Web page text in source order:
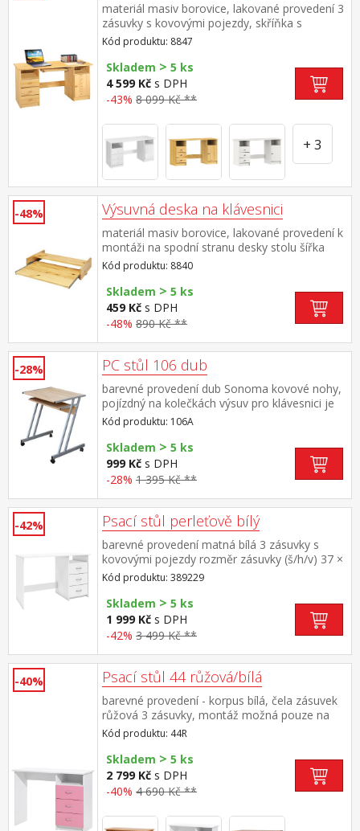
materiál masiv borovice, lakované provedení 3
zásuvky s kovovými pojezdy, skříňka s
dvířky rozměr zásuvky (š/h/v) 27,9 × 30,7 ×
10,6 cm výsuv není součástí dodávky ke stolu
je možno dokoupit výsuvnou desku na
klávesnici 8840
Kód produktu: 8847
Skladem > 5 ks
4 599 Kč s DPH
-43% 8 099 Kč **
+ 3
-48% Výsuvná deska na klávesnici
materiál masiv borovice, lakované provedení k
montáži na spodní stranu desky stolu šířka
výsuvné police 47 cm vhodný doplněk ke
stolům 8844, 8847, 8074, 8074K, 8090 a
8090K
Kód produktu: 8840
Skladem > 5 ks
459 Kč s DPH
-48% 890 Kč **
-28% PC stůl 106 dub
barevné provedení dub Sonoma kovové nohy,
pojízdný na kolečkách výsuv pro klávesnici je
součástí dodávky
Kód produktu: 106A
Skladem > 5 ks
999 Kč s DPH
-28% 1 395 Kč **
-42% Psací stůl perleťově bílý
barevné provedení matná bílá 3 zásuvky s
kovovými pojezdy rozměr zásuvky (š/h/v) 37 ×
31 × 10 cm nika o rozměru (š/h/v) 40 × 36 × 13
cm montáž možná na pravou i levou
stranu maximální nosnost horní desky 30 kg
Kód produktu: 389229
Skladem > 5 ks
1 999 Kč s DPH
-42% 3 499 Kč **
-40% Psací stůl 44 růžová/bílá
barevné provedení - korpus bílá, čela zásuvek
růžová 3 zásuvky, montáž možná pouze na
pravou stranu
Kód produktu: 44R
Skladem > 5 ks
2 799 Kč s DPH
-40% 4 690 Kč **